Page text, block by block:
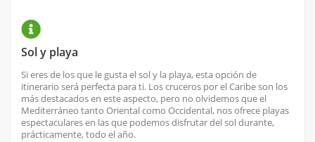
Sol y playa
Si eres de los que le gusta el sol y la playa, esta opción de
itinerario será perfecta para ti. Los cruceros por el Caribe son los
más destacados en este aspecto, pero no olvidemos que el
Mediterráneo tanto Oriental como Occidental, nos ofrece playas
espectaculares en las que podemos disfrutar del sol durante,
prácticamente, todo el año.